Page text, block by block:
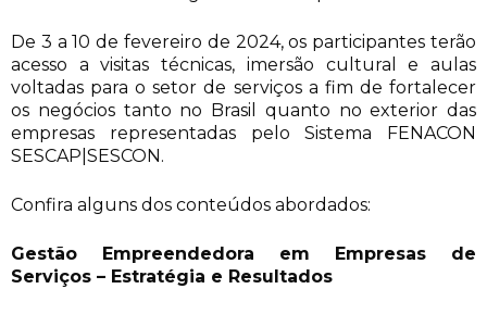
De 3 a 10 de fevereiro de 2024, os participantes terão
acesso a visitas técnicas, imersão cultural e aulas
voltadas para o setor de serviços a fim de fortalecer
os negócios tanto no Brasil quanto no exterior das
empresas representadas pelo Sistema FENACON
SESCAP|SESCON.
Confira alguns dos conteúdos abordados:
Gestão Empreendedora em Empresas de
Serviços – Estratégia e Resultados